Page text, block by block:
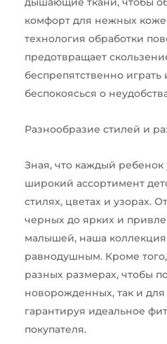
комфорт для нежных
технология обработки
предотвращает
беспрепятственно играть
беспокоясься о
Разнообразие стилей и
Зная, что каждый
широкий ассортимент
стилях, цветах и узорах.
черных до ярких и
малышей, наша коллекция
равнодушным. Кроме
разных размерах, чтобы
новорожденных, так и для
гарантируя идеальное
покупателя.